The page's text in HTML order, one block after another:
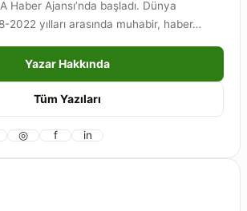
Haber Ajansı’nda başladı. Dünya
2022 yılları arasında muhabir, haber…
Yazar Hakkında
Tüm Yazıları
◎ f in